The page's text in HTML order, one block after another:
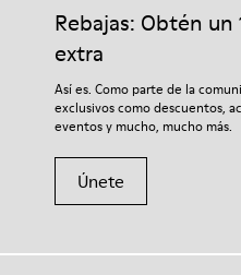
garantizará que duren más
Si deseas obtener
tu par, visita nuestraGuía
Rebajas: Obtén
extra
Así es. Como parte de la
exclusivos como descuentos,
eventos y mucho, mucho más.
Únete